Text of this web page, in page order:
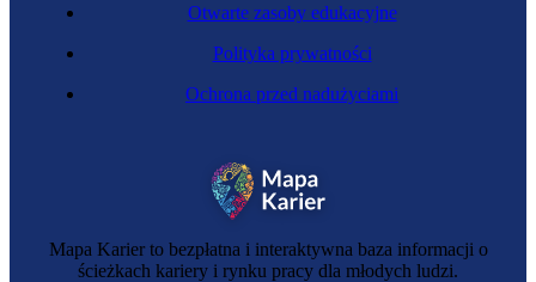
Mapa Karier to bezpłatna i interaktywna baza informacji o
ścieżkach kariery i rynku pracy dla młodych ludzi.
Otwarte zasoby edukacyjne
Polityka prywatności
Ochrona przed nadużyciami